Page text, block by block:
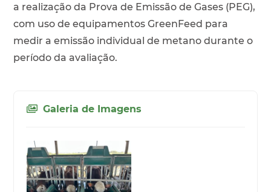
a realização da Prova de Emissão de Gases (PEG),
com uso de equipamentos GreenFeed para
medir a emissão individual de metano durante o
período da avaliação.
Galeria de Imagens